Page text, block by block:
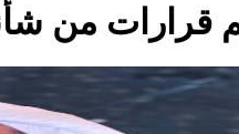
قرارات من